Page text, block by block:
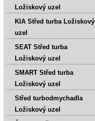
Ložiskový uzel
KIA Střed turba Ložiskový
uzel
SEAT Střed turba
Ložiskový uzel
SMART Střed turba
Ložiskový uzel
Střed turbodmychadla
Ložiskový uzel